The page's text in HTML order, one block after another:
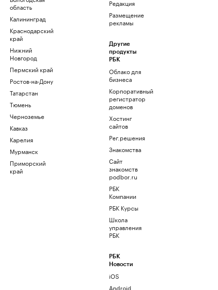
область
Калининград
Краснодарский
край
Нижний
Новгород
Пермский край
Ростов-на-Дону
Татарстан
Тюмень
Черноземье
Кавказ
Карелия
Мурманск
Приморский
край
Редакция
Размещение
рекламы
Другие
продукты
РБК
Облако для
бизнеса
Корпоративный
регистратор
доменов
Хостинг
сайтов
Рег.решения
Знакомства
Сайт
знакомств
podbor.ru
РБК
Компании
РБК Курсы
Школа
управления
РБК
РБК
Новости
iOS
Android